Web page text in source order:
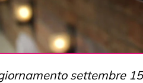
settembre